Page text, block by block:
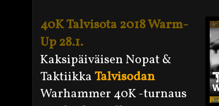
40K Talvisota 2018 Warm-
Up 28.1.
Kaksipäiväisen Nopat &
Taktiikka Talvisodan
Warhammer 40K -turnaus